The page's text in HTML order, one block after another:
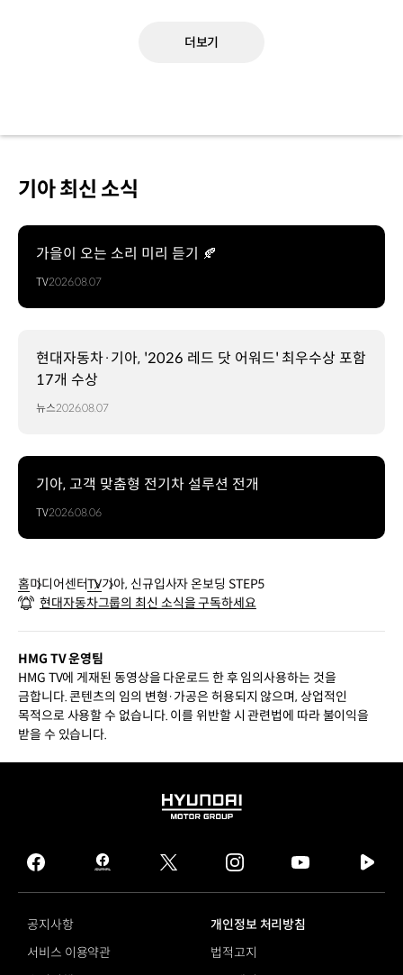
더보기
기아 최신 소식
가을이 오는 소리 미리 듣기 🍂
TV2026.08.07
현대자동차·기아, '2026 레드 닷 어워드' 최우수상 포함
17개 수상
뉴스2026.08.07
기아, 고객 맞춤형 전기차 설루션 전개
TV2026.08.06
홈미디어센터TV기아, 신규입사자 온보딩 STEP5
현대자동차그룹의 최신 소식을 구독하세요
HMG TV 운영팀
HMG TV에 게재된 동영상을 다운로드 한 후 임의사용하는 것을
금합니다. 콘텐츠의 임의 변형·가공은 허용되지 않으며, 상업적인
목적으로 사용할 수 없습니다. 이를 위반할 시 관련법에 따라 불이익을
받을 수 있습니다.
HYUNDAI
GROUP
facebook
hmg
journal
twitter instagram
tv
공지사항
개인정보 처리방침
서비스 이용약관
법적고지